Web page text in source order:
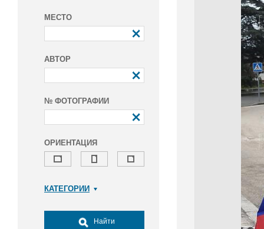
МЕСТО
АВТОР
№ ФОТОГРАФИИ
ОРИЕНТАЦИЯ
КАТЕГОРИИ
Досуг, туризм и отдых
Найти